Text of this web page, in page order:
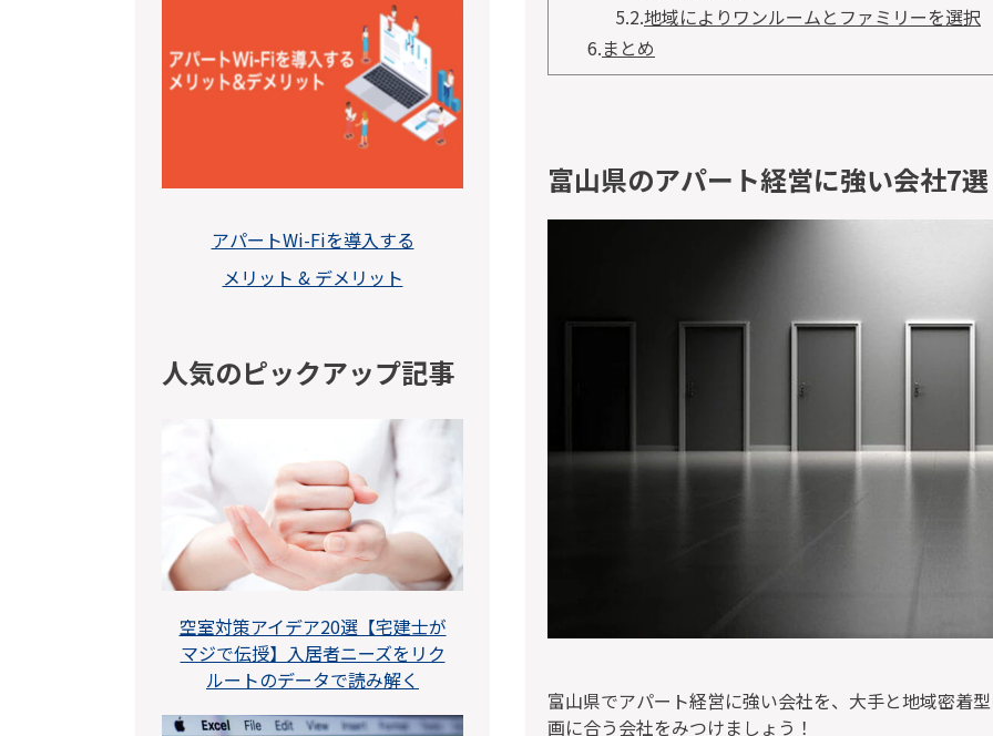
アパートWi-Fiを導入する
メリット & デメリット
人気のピックアップ記事
空室対策アイデア20選【宅建士が
マジで伝授】入居者ニーズをリク
ルートのデータで読み解く
5.2.地域によりワンルームとファミリーを選択
6.まとめ
富山県のアパート経営に強い会社7選
富山県でアパート経営に強い会社を、大手と地域密着型
画に合う会社をみつけましょう！